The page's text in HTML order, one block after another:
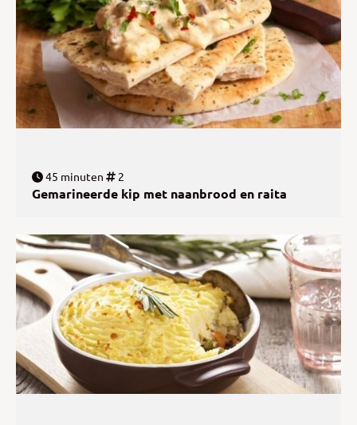
45 minuten 2
Gemarineerde kip met naanbrood en raita